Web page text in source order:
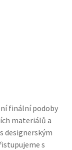
finální podoby
materiálů a
designerským
s